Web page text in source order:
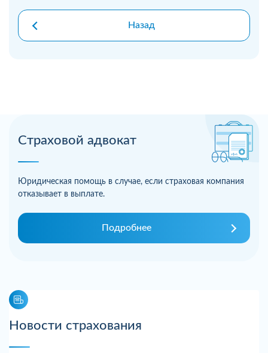
Страховой адвокат
Юридическая помощь в случае, если страховая компания
отказывает в выплате.
Подробнее
Новости страхования
Назад